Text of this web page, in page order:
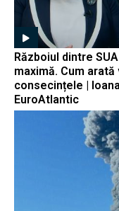
Războiul dintre
maximă. Cum
consecințele |
EuroAtlantic